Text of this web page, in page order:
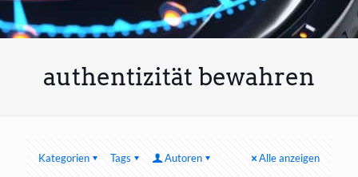
authentizität bewahren
Kategorien Tags Autoren Alle anzeigen